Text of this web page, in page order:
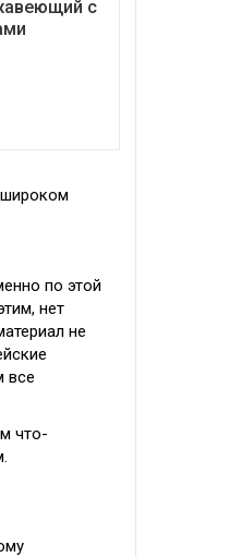
с
по этой
нет
не
все
что-